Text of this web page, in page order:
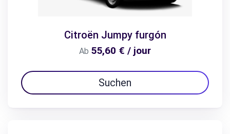
Citroën Jumpy furgón
Ab 55,60 € / jour
Suchen